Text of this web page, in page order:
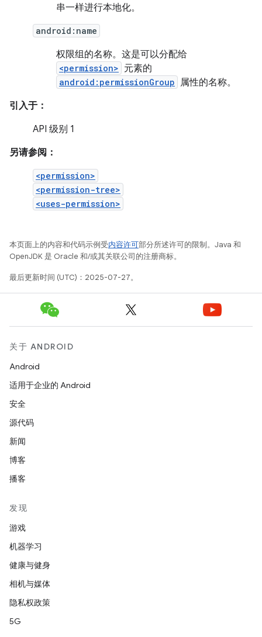
串一样进行本地化。
android:name
权限组的名称。这是可以分配给
<permission> 元素的
android:permissionGroup 属性的名称。
引入于：
API 级别 1
另请参阅：
<permission>
<permission-tree>
<uses-permission>
本页面上的内容和代码示例受内容许可部分所述许可的限制。Java 和
OpenJDK 是 Oracle 和/或其关联公司的注册商标。
最后更新时间 (UTC)：2025-07-27。
关于 ANDROID
Android
适用于企业的 Android
安全
源代码
新闻
博客
播客
发现
游戏
机器学习
健康与健身
相机与媒体
隐私权政策
5G